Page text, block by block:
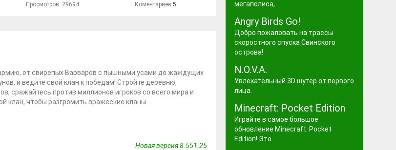
Просмотров: 29694 Коментариев 5
от свирепых Варваров с пышными усами до жаждущих
и ведите свой клан к победам! Стройте деревню,
сражайтесь против миллионов игроков со всего мира и
клан, чтобы разгромить вражеские кланы.
Новая версия 8.551.25
мегаполиса,
Angry Birds Go!
Добро пожаловать на трассы
скоростного спуска Свинского
острова!
N.O.V.A.
Увлекательный 3D шутер от первого
лица.
Minecraft: Pocket Edition
Играйте в самое большое
обновление Minecraft: Pocket
Edition! Это